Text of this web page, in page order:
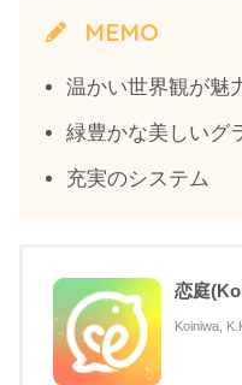
MEMO
温かい世界観が魅
緑豊かな美しいグ
充実のシステム
恋庭
Koiniwa,